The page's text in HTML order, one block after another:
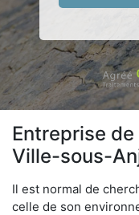
Entreprise
Ville-sous-
Il est normal de
celle de son